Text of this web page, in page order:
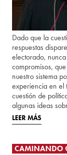
Dado que la
respuestas
electorado,
compromisos,
nuestro sistema
experiencia en el
cuestión de
algunas ideas
LEER MÁS
CAMINANDO